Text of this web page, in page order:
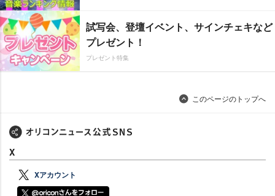
試写会、登壇イベント、サインチェキなど
プレゼント！
プレゼント特集
このページのトップへ
X
Xアカウント